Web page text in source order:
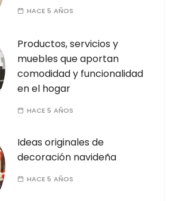
HACE 5 AÑOS
Productos, servicios y
muebles que aportan
comodidad y funcionalidad
en el hogar
HACE 5 AÑOS
Ideas originales de
decoración navideña
HACE 5 AÑOS